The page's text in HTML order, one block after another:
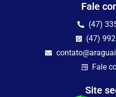
Fale
(47)
(47)
Fale
Site